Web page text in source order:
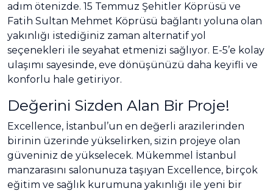
adım ötenizde. 15 Temmuz Şehitler Köprüsü ve
Fatih Sultan Mehmet Köprüsü bağlantı yoluna olan
yakınlığı istediğiniz zaman alternatif yol
seçenekleri ile seyahat etmenizi sağlıyor. E-5’e kolay
ulaşımı sayesinde, eve dönüşünüzü daha keyifli ve
konforlu hale getiriyor.
Değerini Sizden Alan Bir Proje!
Excellence, İstanbul’un en değerli arazilerinden
birinin üzerinde yükselirken, sizin projeye olan
güveniniz de yükselecek. Mükemmel İstanbul
manzarasını salonunuza taşıyan Excellence, birçok
eğitim ve sağlık kurumuna yakınlığı ile yeni bir